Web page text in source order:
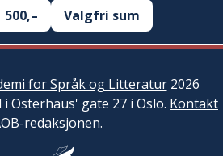
500,– Valgfri sum
for Språk og Litteratur2026
Osterhaus' gate 27 i Oslo. Kontakt
redaksjonen.